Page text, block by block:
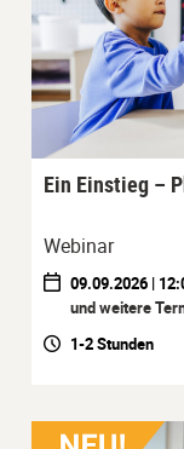
Ein Einstieg –
Webinar
09.09.2026 |
und weitere
1-2 Stunden